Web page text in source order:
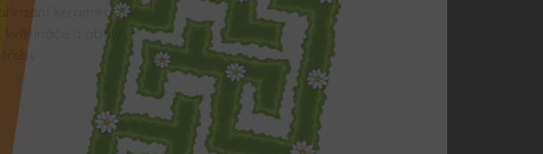
keramika
květináče a obaly
více zde